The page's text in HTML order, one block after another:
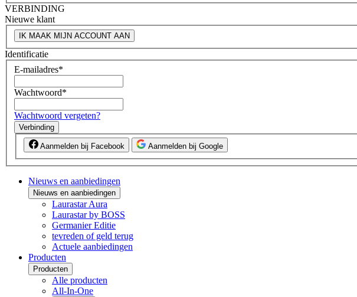
VERBINDING
Nieuwe klant
IK MAAK MIJN ACCOUNT AAN
Identificatie
E-mailadres*
Wachtwoord*
Wachtwoord vergeten?
Verbinding
Aanmelden bij Facebook Aanmelden bij Google
Nieuws en aanbiedingen
Nieuws en aanbiedingen
Laurastar Aura
Laurastar by BOSS
Germanier Editie
tevreden of geld terug
Actuele aanbiedingen
Producten
Producten
Alle producten
All-In-One